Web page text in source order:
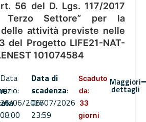
56 del D. Lgs. 117/2017
Terzo Settore” per la
attività previste nelle
del Progetto LIFE21-NAT-
101074584
Data
inizio:
26/06/2026
08:00
Data di
scadenza:
06/07/2026
23:59
Scaduto
da:
33
giorni
Maggiori
dettagli